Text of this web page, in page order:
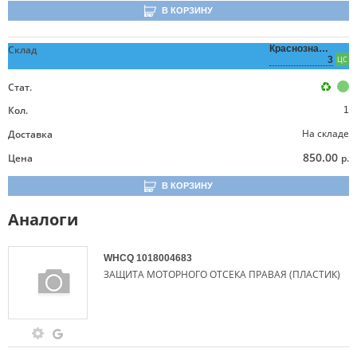
В КОРЗИНУ
Склад
Краснознаменная,
3 ЦС
Стат.
Кол.
1
Доставка
На складе
Цена
850.00 р.
В КОРЗИНУ
Аналоги
WHCQ 1018004683
ЗАЩИТА МОТОРНОГО ОТСЕКА ПРАВАЯ (ПЛАСТИК)